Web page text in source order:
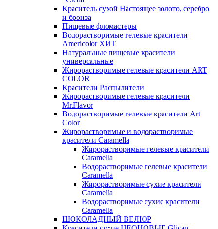
Краситель сухой Настоящее золото, серебро
и бронза
Пищевые фломастеры
Водорастворимые гелевые красители
Americolor ХИТ
Натуральные пищевые красители
универсальные
Жирорастворимые гелевые красители ART
COLOR
Красители Распылители
Жирорастворимые гелевые красители
Mr.Flavor
Водорастворимые гелевые красители Art
Color
Жирорастворимые и водорастворимые
красители Caramella
Жирорастворимые гелевые красители
Caramella
Водорастворимые гелевые красители
Caramella
Жирорастворимые сухие красители
Caramella
Водорастворимые сухие красители
Caramella
ШОКОЛАДНЫЙ ВЕЛЮР